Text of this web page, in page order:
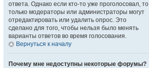
ответа. Однако если кто-то уже проголосовал, то
только модераторы или администраторы могут
отредактировать или удалить опрос. Это
сделано для того, чтобы нельзя было менять
варианты ответов во время голосования.
Вернуться к началу
Почему мне недоступны некоторые форумы?